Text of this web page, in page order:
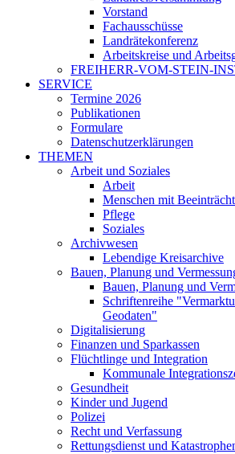
Vorstand
Fachausschüsse
Landrätekonferenz
Arbeitskreise und
FREIHERR-VOM-STEIN-
SERVICE
Termine 2026
Publikationen
Formulare
Datenschutzerklärungen
THEMEN
Arbeit und Soziales
Arbeit
Menschen mit
Pflege
Soziales
Archivwesen
Lebendige Kreisarchive
Bauen, Planung und
Bauen, Planung und
Schriftenreihe
Geodaten"
Digitalisierung
Finanzen und Sparkassen
Flüchtlinge und Integration
Kommunale
Gesundheit
Kinder und Jugend
Polizei
Recht und Verfassung
Rettungsdienst und